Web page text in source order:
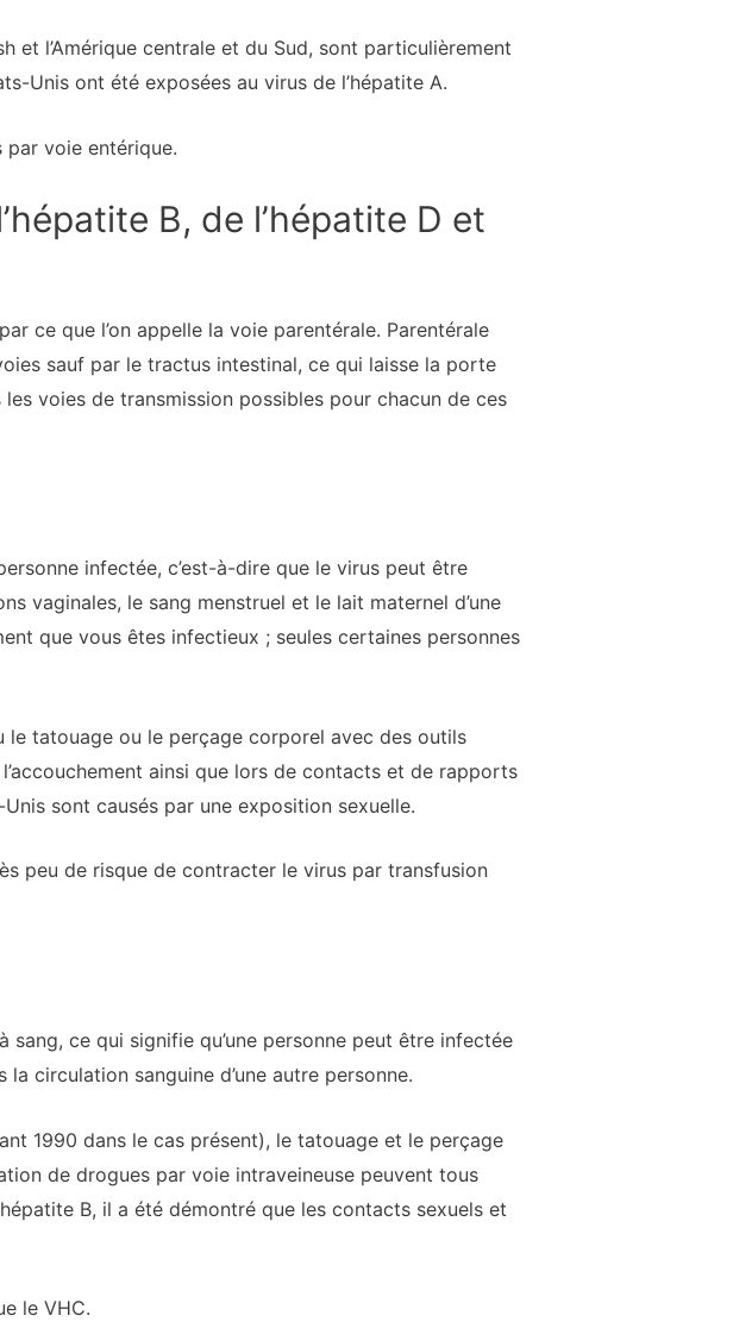
et l’Amérique centrale et du Sud, sont particulièrement
Unis ont été exposées au virus de l’hépatite A.
par voie entérique.
B, de l’hépatite D et
ce que l’on appelle la voie parentérale. Parentérale
sauf par le tractus intestinal, ce qui laisse la porte
voies de transmission possibles pour chacun de ces
infectée, c’est-à-dire que le virus peut être
vaginales, le sang menstruel et le lait maternel d’une
que vous êtes infectieux ; seules certaines personnes
le tatouage ou le perçage corporel avec des outils
ainsi que lors de contacts et de rapports
sont causés par une exposition sexuelle.
peu de risque de contracter le virus par transfusion
ce qui signifie qu’une personne peut être infectée
circulation sanguine d’une autre personne.
1990 dans le cas présent), le tatouage et le perçage
de drogues par voie intraveineuse peuvent tous
B, il a été démontré que les contacts sexuels et
le VHC.